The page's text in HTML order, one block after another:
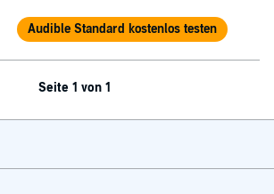
Audible Standard kostenlos testen
Seite 1 von 1